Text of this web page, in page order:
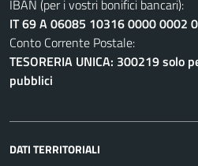
IBAN (per i vostri bonifici bancari):
IT 69 A 06085 10316 0000 0002
Conto Corrente Postale:
TESORERIA UNICA: 300219 solo
pubblici
DATI TERRITORIALI